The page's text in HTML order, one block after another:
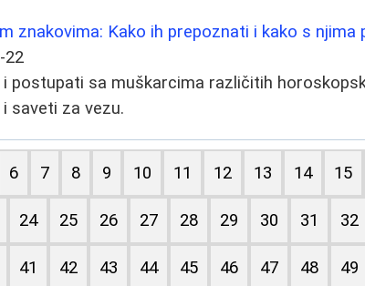
znakovima: Kako ih prepoznati i kako s njima
22
postupati sa muškarcima različitih
saveti za vezu.
6 7 8 9 10 11 12 13 14 15
24 25 26 27 28 29 30 31 32
41 42 43 44 45 46 47 48 49